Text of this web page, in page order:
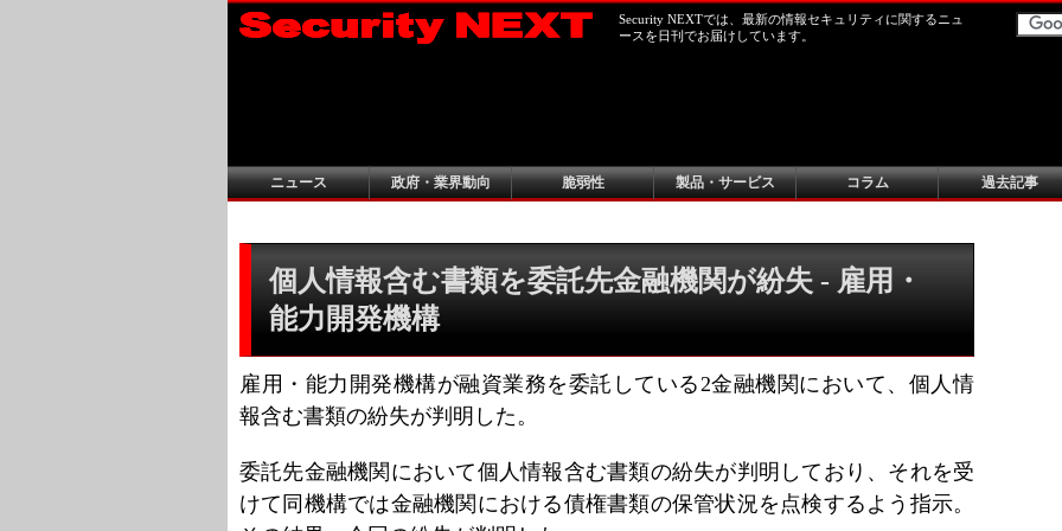
Security NEXTでは、最新の情報セキュリティに関するニュ
ースを日刊でお届けしています。
ニュース 政府・業界動向 脆弱性 製品・サービス コラム 過去記事
個人情報含む書類を委託先金融機関が紛失 - 雇用・
能力開発機構
雇用・能力開発機構が融資業務を委託している2金融機関において、個人情
報含む書類の紛失が判明した。
委託先金融機関において個人情報含む書類の紛失が判明しており、それを受
けて同機構では金融機関における債権書類の保管状況を点検するよう指示。